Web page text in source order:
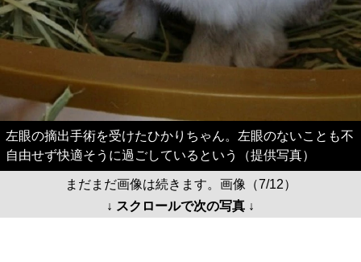
左眼の摘出手術を受けたひかりちゃん。左眼のないことも不
自由せず快適そうに過ごしているという（提供写真）
まだまだ画像は続きます。画像（7/12）
↓ スクロールで次の写真 ↓